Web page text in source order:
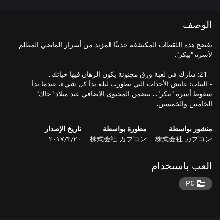
الوصف
تفضح هذه اللقطات المكتشفة حديثًا المزيد من أسرار الماضي المظلم
- البنات: عايش الأحداث التي تطورت ليلة بدأ كل شيء، عندما بدأ
سقوط أسرة "بيكر"... يتضمن المحتوى الإضافي عيد ميلاد "جاك"
الخامس والخمسين.
منشور بواسطة
株式会社 カプコン
مطورة بواسطة
株式会社 カプコン
تاريخ الإصدار
٢٠‏/٣‏/٢٠١٧
العب باستخدام
PC